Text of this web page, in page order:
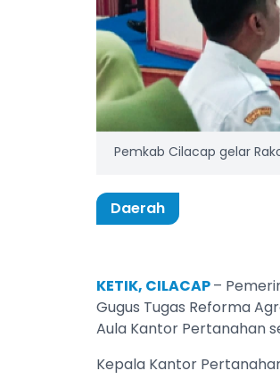
Pemkab Cilacap gelar
Daerah
KETIK, CILACAP–
Gugus Tugas Reforma
Aula Kantor Pertanahan
Kepala Kantor